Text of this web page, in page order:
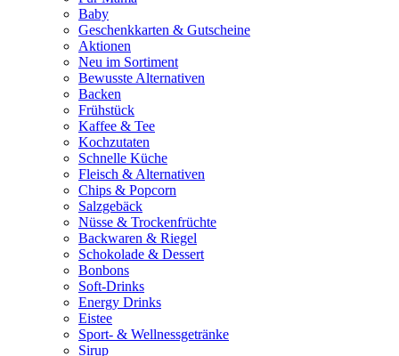
Baby
Geschenkkarten & Gutscheine
Aktionen
Neu im Sortiment
Bewusste Alternativen
Backen
Frühstück
Kaffee & Tee
Kochzutaten
Schnelle Küche
Fleisch & Alternativen
Chips & Popcorn
Salzgebäck
Nüsse & Trockenfrüchte
Backwaren & Riegel
Schokolade & Dessert
Bonbons
Soft-Drinks
Energy Drinks
Eistee
Sport- & Wellnessgetränke
Sirup